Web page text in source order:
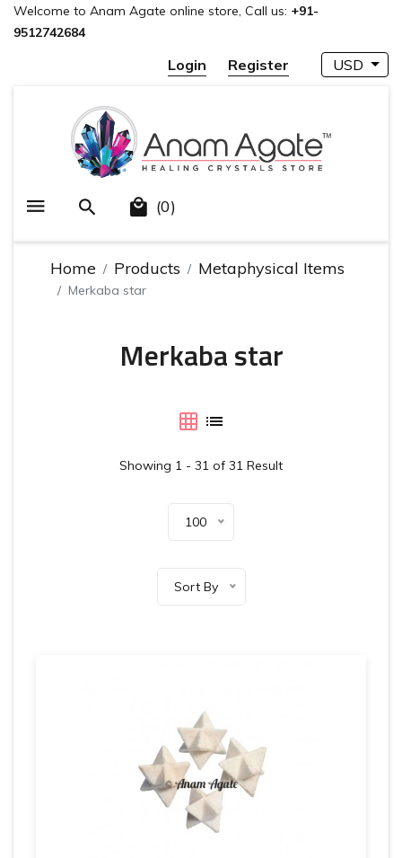
Welcome to Anam Agate online store, Call us: +91-
9512742684
Login Register USD
(0)
Home Products Metaphysical Items
Merkaba star
Merkaba star
Showing 1 - 31 of 31 Result
100
Sort By